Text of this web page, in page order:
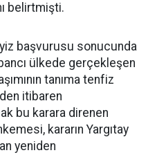
belirtmişti.
başvurusu sonucunda
ülkede gerçekleşen
tanıma tenfiz
itibaren
bu karara direnen
kararın Yargıtay
yeniden